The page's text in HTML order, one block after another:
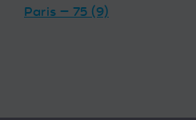
Paris — 75 (9)